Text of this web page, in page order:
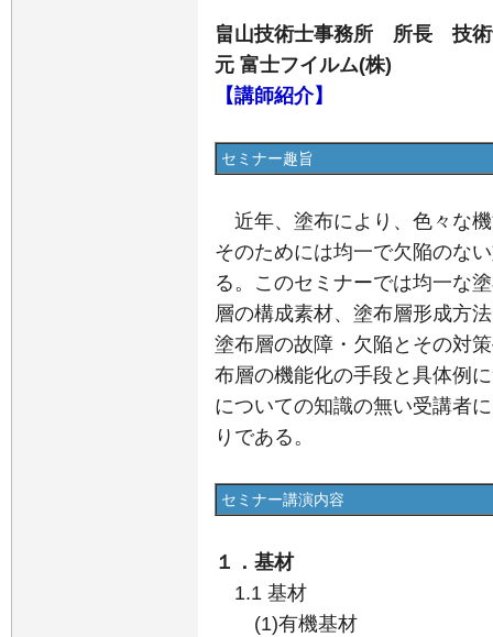
畠山技術士事務所 所長 技
元 富士フイルム(株)
【講師紹介】
セミナー趣旨
近年、塗布により、色々な
そのためには均一で欠陥のな
る。このセミナーでは均一な
層の構成素材、塗布層形成方
塗布層の故障・欠陥とその対
布層の機能化の手段と具体例
についての知識の無い受講者
りである。
セミナー講演内容
１．基材
1.1 基材
(1)有機基材